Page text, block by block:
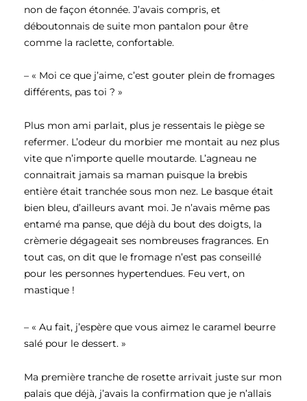
non de façon étonnée. J’avais compris, et
déboutonnais de suite mon pantalon pour être
comme la raclette, confortable.
– « Moi ce que j’aime, c’est gouter plein de fromages
différents, pas toi ? »
Plus mon ami parlait, plus je ressentais le piège se
refermer. L’odeur du morbier me montait au nez plus
vite que n’importe quelle moutarde. L’agneau ne
connaitrait jamais sa maman puisque la brebis
entière était tranchée sous mon nez. Le basque était
bien bleu, d’ailleurs avant moi. Je n’avais même pas
entamé ma panse, que déjà du bout des doigts, la
crèmerie dégageait ses nombreuses fragrances. En
tout cas, on dit que le fromage n’est pas conseillé
pour les personnes hypertendues. Feu vert, on
mastique !
– « Au fait, j’espère que vous aimez le caramel beurre
salé pour le dessert. »
Ma première tranche de rosette arrivait juste sur mon
palais que déjà, j’avais la confirmation que je n’allais